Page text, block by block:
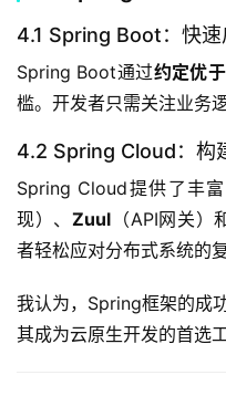
4.1 Spring Boot：快速
Spring Boot通过约定优
槛。开发者只需关注业务
4.2 Spring Cloud：构
Spring Cloud提供了丰
现）、Zuul （API网关）
者轻松应对分布式系统的复
我认为，Spring框架的成
其成为云原生开发的首选